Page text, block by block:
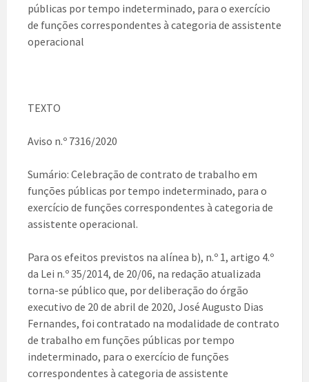
públicas por tempo indeterminado, para o exercício
de funções correspondentes à categoria de assistente
operacional
TEXTO
Aviso n.º 7316/2020
Sumário: Celebração de contrato de trabalho em
funções públicas por tempo indeterminado, para o
exercício de funções correspondentes à categoria de
assistente operacional.
Para os efeitos previstos na alínea b), n.º 1, artigo 4.º
da Lei n.º 35/2014, de 20/06, na redação atualizada
torna-se público que, por deliberação do órgão
executivo de 20 de abril de 2020, José Augusto Dias
Fernandes, foi contratado na modalidade de contrato
de trabalho em funções públicas por tempo
indeterminado, para o exercício de funções
correspondentes à categoria de assistente